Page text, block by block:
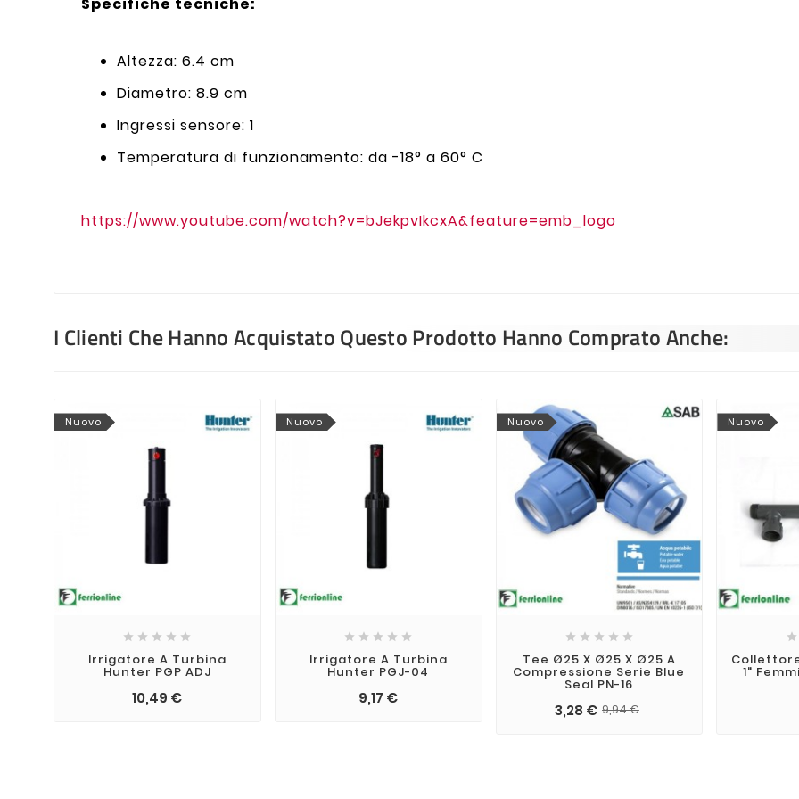
Specifiche tecniche:
Altezza: 6.4 cm
Diametro: 8.9 cm
Ingressi sensore: 1
Temperatura di funzionamento: da -18° a 60° C
https://www.youtube.com/watch?v=bJekpvIkcxA&feature=emb_logo
I Clienti Che Hanno Acquistato Questo Prodotto Hanno Comprato Anche:
Nuovo
    
Irrigatore A Turbina
Hunter PGP ADJ
10,49 €
Nuovo
    
Irrigatore A Turbina
Hunter PGJ-04
9,17 €
Nuovo
    
Tee Ø25 X Ø25 X Ø25 A
Compressione Serie Blue
Seal PN-16
3,28 € 9,94 €
Nuovo

1"